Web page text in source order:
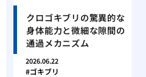
クロゴキブリの驚異的な
身体能力と微細な隙間の
通過メカニズム
2026.06.22
ゴキブリ